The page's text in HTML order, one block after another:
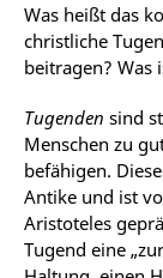
Was heißt das
christliche
beitragen? Was
Tugenden sind
Menschen zu
befähigen.
Antike und ist
Aristoteles
Tugend eine